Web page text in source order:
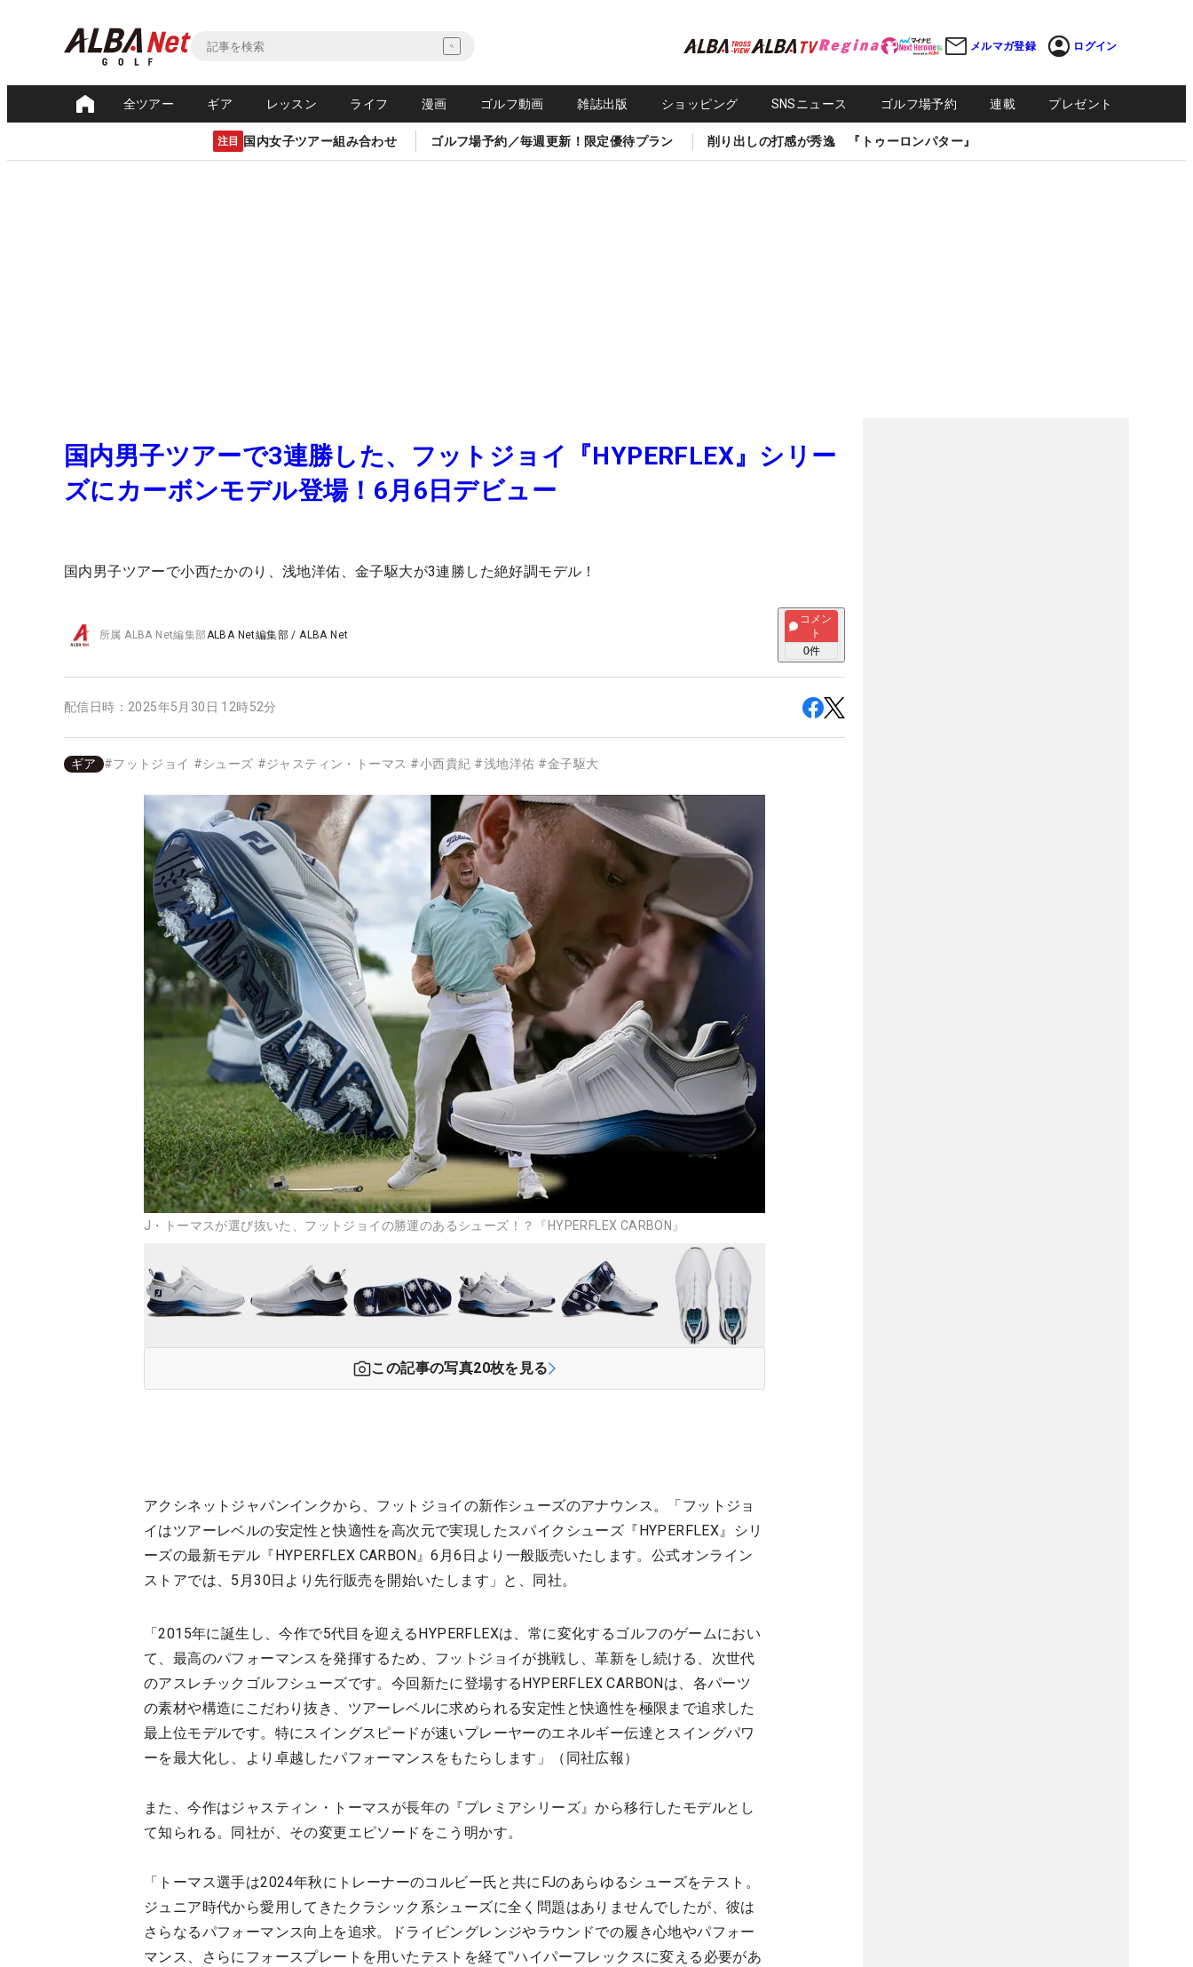
メルマガ登録 ログイン
全ツアー ギア レッスン ライフ 漫画 ゴルフ動画 雑誌出版 ショッピング SNSニュース ゴルフ場予約 連載 プレゼント
注目 国内女子ツアー組み合わせ ゴルフ場予約／毎週更新！限定優待プラン 削り出しの打感が秀逸 『トゥーロンパター』
国内男子ツアーで3連勝した、フットジョイ『HYPERFLEX』シリー
ズにカーボンモデル登場！6月6日デビュー
国内男子ツアーで小西たかのり、浅地洋佑、金子駆大が3連勝した絶好調モデル！
所属ALBA Net編集部ALBA Net編集部 /ALBA Net
コメン
ト
0件
配信日時： 2025年5月30日 12時52分
ギア #フットジョイ #シューズ #ジャスティン・トーマス #小西貴紀 #浅地洋佑 #金子駆大
J・トーマスが選び抜いた、フットジョイの勝運のあるシューズ！？『HYPERFLEX CARBON』
この記事の写真20枚を見る
アクシネットジャパンインクから、フットジョイの新作シューズのアナウンス。「フットジョ
イはツアーレベルの安定性と快適性を高次元で実現したスパイクシューズ『HYPERFLEX』シリ
ーズの最新モデル『HYPERFLEX CARBON』6月6日より一般販売いたします。公式オンライン
ストアでは、5月30日より先行販売を開始いたします」と、同社。
「2015年に誕生し、今作で5代目を迎えるHYPERFLEXは、常に変化するゴルフのゲームにおい
て、最高のパフォーマンスを発揮するため、フットジョイが挑戦し、革新をし続ける、次世代
のアスレチックゴルフシューズです。今回新たに登場するHYPERFLEX CARBONは、各パーツ
の素材や構造にこだわり抜き、ツアーレベルに求められる安定性と快適性を極限まで追求した
最上位モデルです。特にスイングスピードが速いプレーヤーのエネルギー伝達とスイングパワ
ーを最大化し、より卓越したパフォーマンスをもたらします」（同社広報）
また、今作はジャスティン・トーマスが長年の『プレミアシリーズ』から移行したモデルとし
て知られる。同社が、その変更エピソードをこう明かす。
「トーマス選手は2024年秋にトレーナーのコルビー氏と共にFJのあらゆるシューズをテスト。
ジュニア時代から愛用してきたクラシック系シューズに全く問題はありませんでしたが、彼は
さらなるパフォーマンス向上を追求。ドライビングレンジやラウンドでの履き心地やパフォー
マンス、さらにフォースプレートを用いたテストを経て‟ハイパーフレックスに変える必要があ